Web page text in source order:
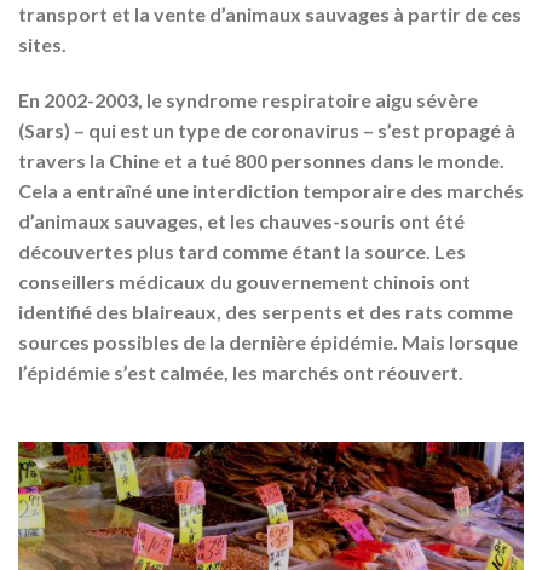
transport et la vente d’animaux sauvages à partir de ces
sites.
En 2002-2003, le syndrome respiratoire aigu sévère
(Sars) – qui est un type de coronavirus – s’est propagé à
travers la Chine et a tué 800 personnes dans le monde.
Cela a entraîné une interdiction temporaire des marchés
d’animaux sauvages, et les chauves-souris ont été
découvertes plus tard comme étant la source. Les
conseillers médicaux du gouvernement chinois ont
identifié des blaireaux, des serpents et des rats comme
sources possibles de la dernière épidémie. Mais lorsque
l’épidémie s’est calmée, les marchés ont réouvert.